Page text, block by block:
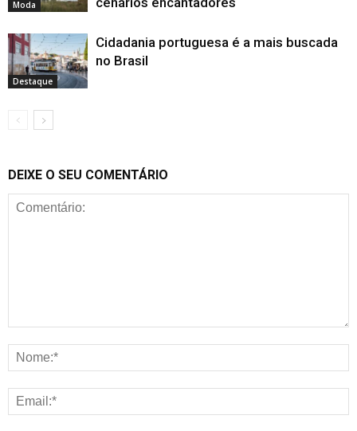
Moda
Destaque
Cidadania portuguesa é a mais buscada
no Brasil
DEIXE O SEU COMENTÁRIO